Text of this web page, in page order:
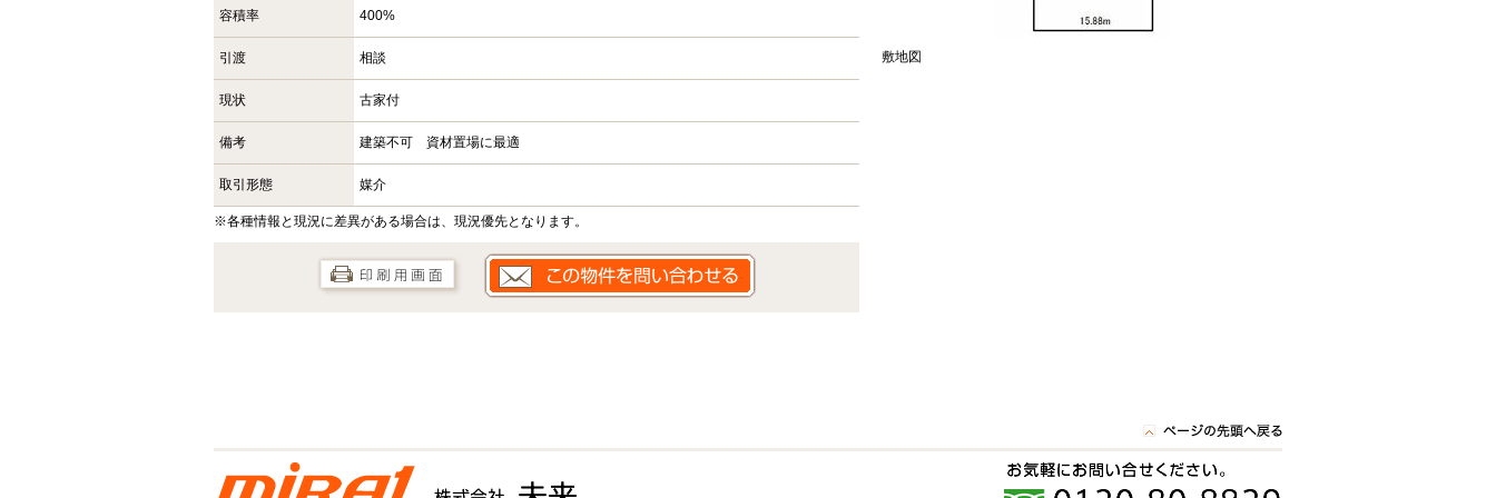
容積率 400%
引渡 相談
現状 古家付
備考 建築不可 資材置場に最適
取引形態 媒介
※各種情報と現況に差異がある場合は、現況優先となります。
敷地図